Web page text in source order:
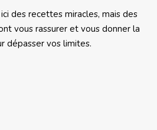
des recettes miracles, mais des
vous rassurer et vous donner la
dépasser vos limites.